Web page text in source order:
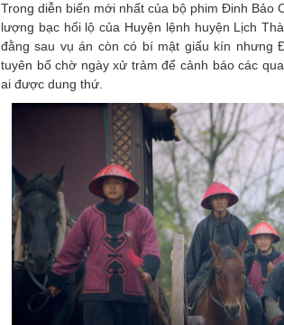
Trong diễn biến mới nhất của bộ phim Đinh Bảo
lượng bạc hối lộ của Huyện lệnh huyện Lịch
đằng sau vụ án còn có bí mật giấu kín nhưng
tuyên bố chờ ngày xử trảm để cảnh báo các
ai được dung thứ.